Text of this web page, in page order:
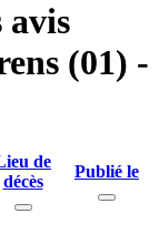
avis
(01) -
de
décès
Publié le